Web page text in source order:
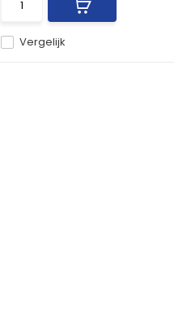
Vergelijk